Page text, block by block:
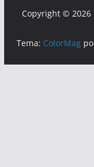
Copyright © 2026
Tema: ColorMag